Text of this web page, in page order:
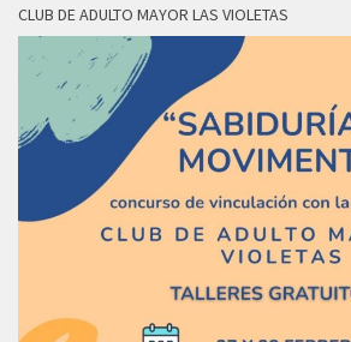
CLUB DE ADULTO MAYOR LAS VIOLETAS